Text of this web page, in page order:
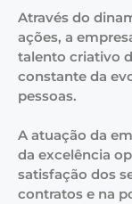
Através do
ações, a
talento criativo
constante da
pessoas.
A atuação da
da excelência
satisfação dos
contratos e na